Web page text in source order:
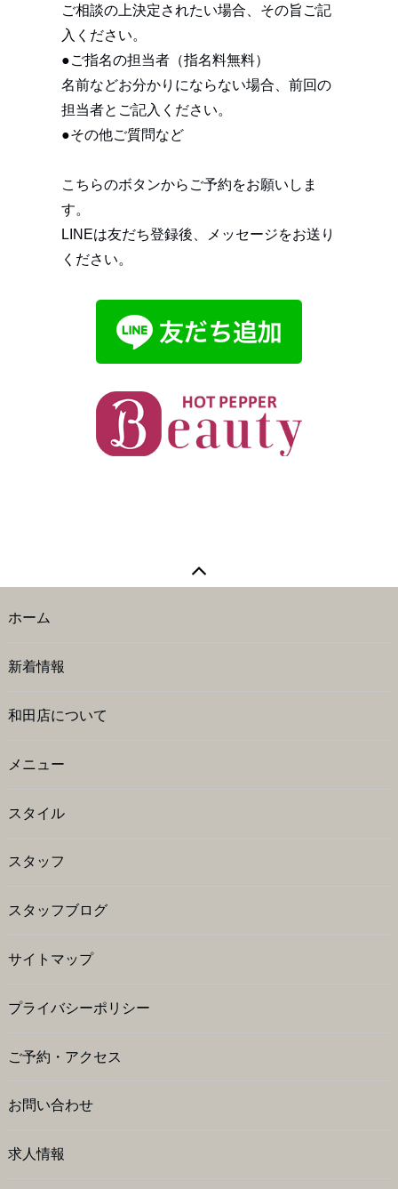
ご相談の上決定されたい場合、その旨ご記
入ください。
●ご指名の担当者（指名料無料）
名前などお分かりにならない場合、前回の
担当者とご記入ください。
●その他ご質問など
こちらのボタンからご予約をお願いしま
す。
LINEは友だち登録後、メッセージをお送り
ください。
ホーム
新着情報
和田店について
メニュー
スタイル
スタッフ
スタッフブログ
サイトマップ
プライバシーポリシー
ご予約・アクセス
お問い合わせ
求人情報